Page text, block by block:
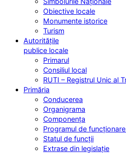
Obiective locale
Monumente istorice
Turism
Autoritățile
publice locale
Primarul
Consiliul local
RUTI – Registrul Unic al
Primăria
Conducerea
Organigrama
Componența
Programul de
Statul de funcții
Extrase din legislație